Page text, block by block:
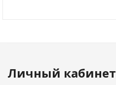
Личный кабинет